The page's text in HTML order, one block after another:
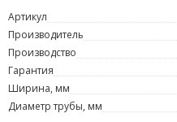
Артикул
Производитель
Производство
Гарантия
Ширина, мм
Диаметр трубы, мм